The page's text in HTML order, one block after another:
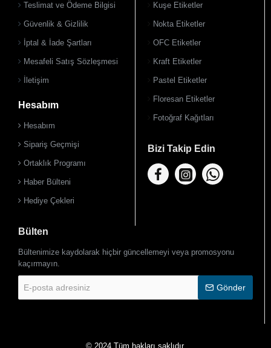
900 TL Üzeri Kargo Ücretsiz
Teslimat ve Ödeme Bilgisi
Güvenlik & Gizlilik
İptal & İade Şartları
Mesafeli Satış Sözleşmesi
İletişim
Hesabım
Hesabım
Sipariş Geçmişi
Ortaklık Programı
Haber Bülteni
Hediye Çekleri
Kuşe Etiketler
Nokta Etiketler
OFC Etiketler
Kraft Etiketler
Pastel Etiketler
Floresan Etiketler
Fotoğraf Kağıtları
Bizi Takip Edin
Bülten
Bültenimize kaydolarak hiçbir güncellemeyi veya promosyonu
kaçırmayın.
posta
adresiniz
Gönder
© 2024 Tüm hakları saklıdır.